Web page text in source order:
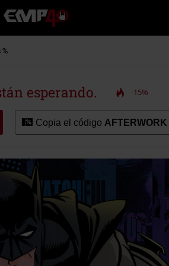
EMP
-
Música,
Merch
Ropa
Alternativa
esperando. -15%
Copia el código AFTERWORK